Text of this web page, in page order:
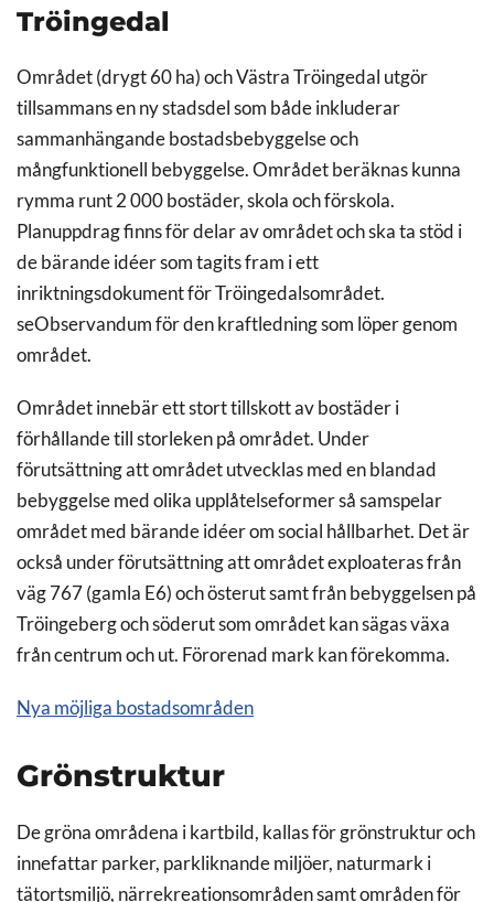
Tröingedal
Området (drygt 60 ha) och Västra Tröingedal utgör
tillsammans en ny stadsdel som både inkluderar
sammanhängande bostadsbebyggelse och
mångfunktionell bebyggelse. Området beräknas kunna
rymma runt 2 000 bostäder, skola och förskola.
Planuppdrag finns för delar av området och ska ta stöd i
de bärande idéer som tagits fram i ett
inriktningsdokument för Tröingedalsområdet.
seObservandum för den kraftledning som löper genom
området.
Området innebär ett stort tillskott av bostäder i
förhållande till storleken på området. Under
förutsättning att området utvecklas med en blandad
bebyggelse med olika upplåtelseformer så samspelar
området med bärande idéer om social hållbarhet. Det är
också under förutsättning att området exploateras från
väg 767 (gamla E6) och österut samt från bebyggelsen på
Tröingeberg och söderut som området kan sägas växa
från centrum och ut. Förorenad mark kan förekomma.
Nya möjliga bostadsområden
Grönstruktur
De gröna områdena i kartbild, kallas för grönstruktur och
innefattar parker, parkliknande miljöer, naturmark i
tätortsmiljö, närrekreationsområden samt områden för